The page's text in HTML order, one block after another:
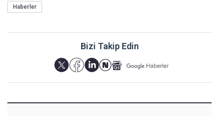
Haberler
Bizi Takip Edin